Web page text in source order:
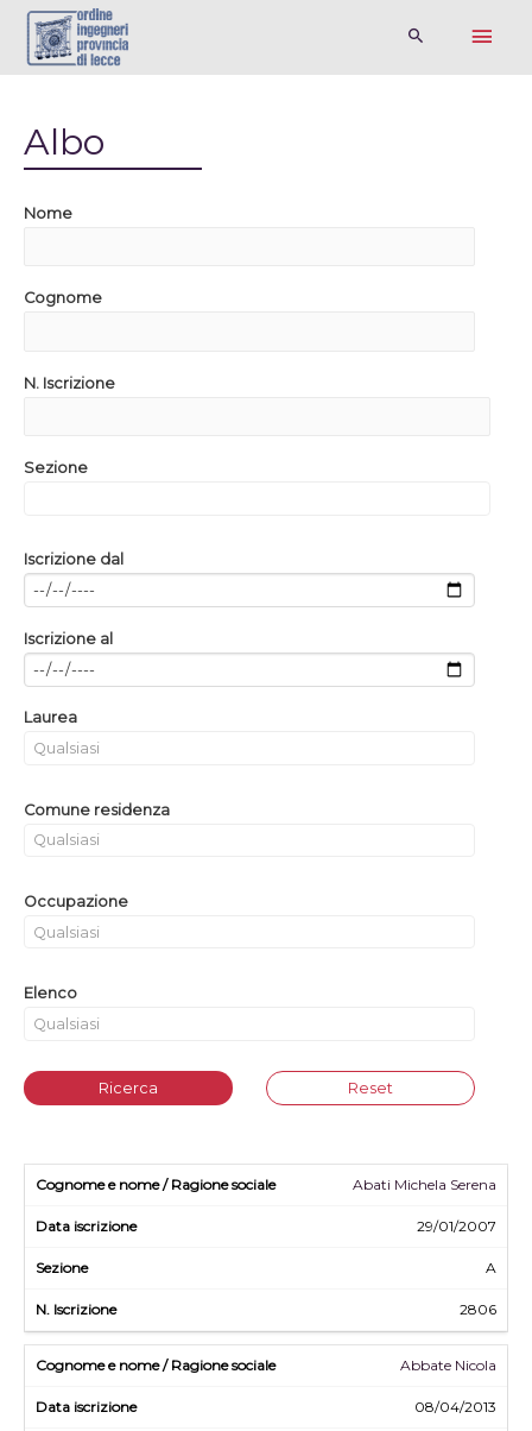
Albo
Nome
Cognome
N. Iscrizione
Sezione
Iscrizione dal
Iscrizione al
Laurea
Comune residenza
Occupazione
Elenco
Ricerca Reset
Abati Michela Serena
29/01/2007
A
2806
Abbate Nicola
08/04/2013